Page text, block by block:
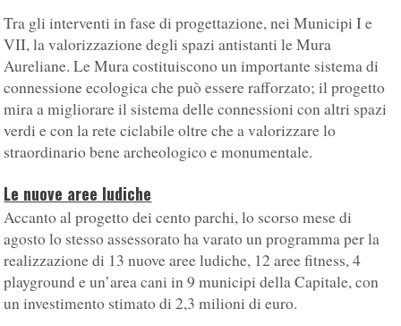
Tra gli interventi in fase di progettazione, nei Municipi I e
VII, la valorizzazione degli spazi antistanti le Mura
Aureliane. Le Mura costituiscono un importante sistema di
connessione ecologica che può essere rafforzato; il progetto
mira a migliorare il sistema delle connessioni con altri spazi
verdi e con la rete ciclabile oltre che a valorizzare lo
straordinario bene archeologico e monumentale.
Le nuove aree ludiche
Accanto al progetto dei cento parchi, lo scorso mese di
agosto lo stesso assessorato ha varato un programma per la
realizzazione di 13 nuove aree ludiche, 12 aree fitness, 4
playground e un’area cani in 9 municipi della Capitale, con
un investimento stimato di 2,3 milioni di euro.